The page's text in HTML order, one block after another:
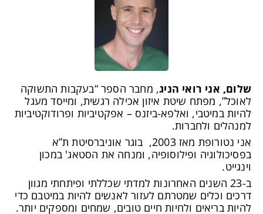
הניג, מחבר הספר “בעקבות התשוקה
שיטת איזון אכילה רגשית, ומייסד מעגל
ואלפא-ביזנס – אפקטיביות ופרודוקטיביות
אני נטורופת מאז 2003, בוגר אוניברסיטת ת”א
ופילוסופיה, ומנחה את הסטאג' במכון
האחרונות למדתי שכללתי ופיתחתי מגוון
שמטרתם לעזור לאנשים להיות במיטבם כדי
ולחיות חיים טובים, שמחים ומספקים יותר.